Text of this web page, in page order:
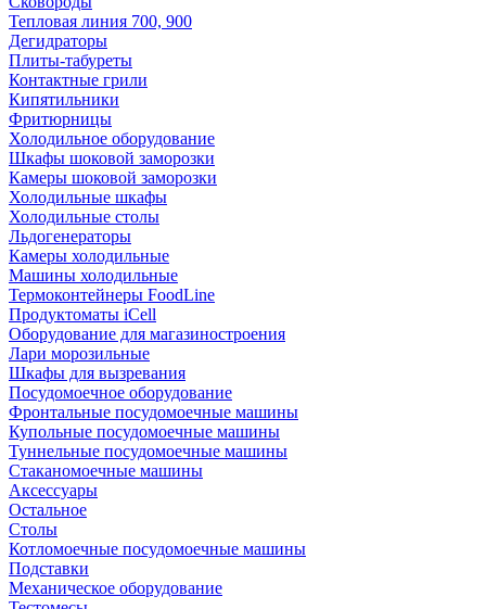
Тепловая линия 700, 900
Дегидраторы
Плиты-табуреты
Контактные грили
Кипятильники
Фритюрницы
Холодильное оборудование
Шкафы шоковой заморозки
Камеры шоковой заморозки
Холодильные шкафы
Холодильные столы
Льдогенераторы
Камеры холодильные
Машины холодильные
Термоконтейнеры FoodLine
Продуктоматы iCell
Оборудование для магазиностроения
Лари морозильные
Шкафы для вызревания
Посудомоечное оборудование
Фронтальные посудомоечные машины
Купольные посудомоечные машины
Туннельные посудомоечные машины
Стаканомоечные машины
Аксессуары
Остальное
Столы
Котломоечные посудомоечные машины
Подставки
Механическое оборудование